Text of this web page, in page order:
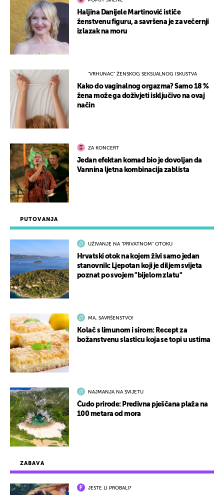
ZABAVA
JESTE LI PROBALI?
PUTOVANJA
UŽIVANJE NA "PRIVATNOM" OTOKU
Hrvatski otok na kojem živi samo jedan
stanovnik: Ljepotan koji je diljem svijeta
poznat po svojem "bijelom zlatu"
MA, SAVRŠENSTVO!
Kolač s limunom i sirom: Recept za
božanstvenu slasticu koja se topi u ustima
NAJMANJA NA SVIJETU
Čudo prirode: Predivna pješčana plaža na
100 metara od mora
Haljina Danijele Martinović ističe
ženstvenu figuru, a savršena je za večernji
izlazak na moru
"VRHUNAC" ŽENSKOG SEKSUALNOG ISKUSTVA
Kako do vaginalnog orgazma? Samo 18 %
žena može ga doživjeti isključivo na ovaj
način
ZA KONCERT
Jedan efektan komad bio je dovoljan da
Vannina ljetna kombinacija zablista